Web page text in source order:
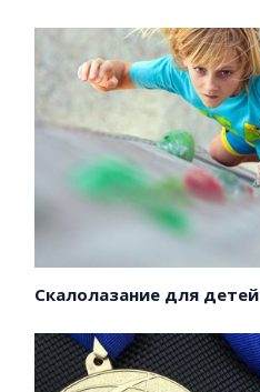
Скалолазание для детей